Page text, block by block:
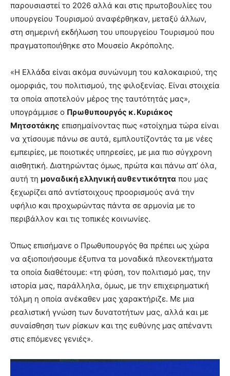
παρουσιαστεί το 2026 αλλά και στις πρωτοβουλίες του
υπουργείου Τουρισμού αναφέρθηκαν, μεταξύ άλλων,
στη σημερινή εκδήλωση του υπουργείου Τουρισμού που
πραγματοποιήθηκε στο Μουσείο Ακρόπολης.
«Η Ελλάδα είναι ακόμα συνώνυμη του καλοκαιριού, της
ομορφιάς, του πολιτισμού, της φιλοξενίας. Είναι στοιχεία
τα οποία αποτελούν μέρος της ταυτότητάς μας»,
υπογράμμισε ο Πρωθυπουργός κ. Κυριάκος
Μητσοτάκης επισημαίνοντας πως «στοίχημα τώρα είναι
να χτίσουμε πάνω σε αυτά, εμπλουτίζοντάς τα με νέες
εμπειρίες, με ποιοτικές υπηρεσίες, με μια πιο σύγχρονη
αισθητική. Διατηρώντας όμως, πρώτα και πάνω απ’ όλα,
αυτή τη μοναδική ελληνική αυθεντικότητα που μας
ξεχωρίζει από αντίστοιχους προορισμούς ανά την
υφήλιο και προχωρώντας πάντα σε αρμονία με το
περιβάλλον και τις τοπικές κοινωνίες.
Όπως επισήμανε ο Πρωθυπουργός θα πρέπει ως χώρα
να αξιοποιήσουμε έξυπνα τα μοναδικά πλεονεκτήματα
τα οποία διαθέτουμε: «τη φύση, τον πολιτισμό μας, την
ιστορία μας, παράλληλα, όμως, με την επιχειρηματική
τόλμη η οποία ανέκαθεν μας χαρακτήριζε. Με μια
ρεαλιστική γνώση των δυνατοτήτων μας, αλλά και με
συναίσθηση των ρίσκων και της ευθύνης μας απέναντι
στις επόμενες γενιές».